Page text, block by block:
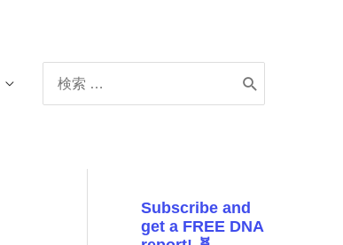
for:
Subscribe and
get a FREE DNA